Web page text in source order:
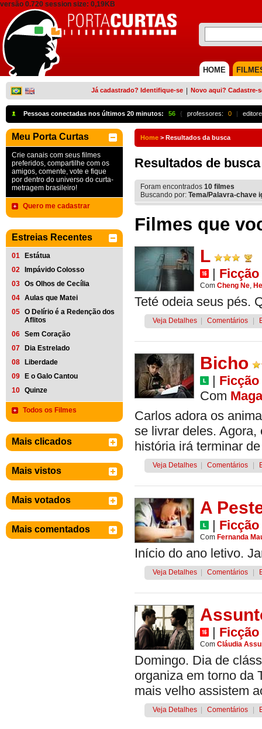
versão 0.720 session size: 0,19KB
HOME
Já cadastrado? Identifique-se Novo aqui? Cadastre-
Pessoas conectadas nos últimos 20 minutos: 56 { professores: 0 |
Meu Porta Curtas
Crie canais com seus filmes
preferidos, compartilhe com os
amigos, comente, vote e fique
por dentro do universo do curta-
metragem brasileiro!
Quero me cadastrar
Estreias Recentes
01
Estátua
02
Impávido Colosso
03 Os Olhos de Cecília
04 Aulas que Matei
05 O Delírio é a Redenção dos
Aflitos
06 Sem Coração
07
Dia Estrelado
08
Liberdade
09
E o Galo Cantou
10 Quinze
Todos os Filmes
Mais clicados
Mais vistos
Mais votados
Mais comentados
Home > Resultados da busca
Resultados de busca
Foram encontrados 10 filmes
Buscando por: Tema/Palavra-chave
Filmes que
L
| Ficção
Com Cheng Ne,
Teté odeia seus pés.
Veja Detalhes Comentários
Bicho
| Ficção
Com
Carlos adora os
se livrar deles.
história irá terminar
Veja Detalhes Comentários
A
| Ficção
Com Fernanda
Início do ano letivo.
Veja Detalhes Comentários
| Ficção
Com Cláudia
Domingo. Dia de
organiza em torno da
mais velho assistem
Veja Detalhes Comentários